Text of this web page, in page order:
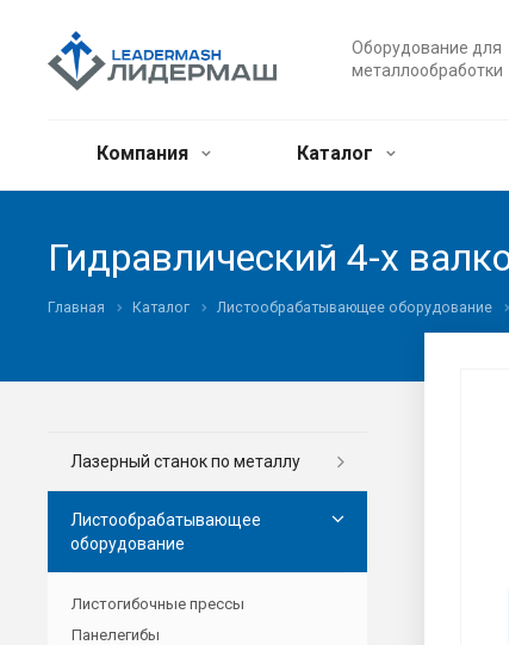
Оборудование для
металлообработки
Компания Каталог
Гидравлический 4-х
Главная Каталог Листообрабатывающее оборудование
Лазерный станок по металлу
Листообрабатывающее
оборудование
Листогибочные прессы
Панелегибы